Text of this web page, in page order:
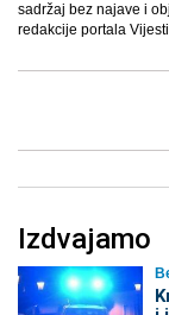
sadržaj bez najave i
redakcije portala
Izdvajamo